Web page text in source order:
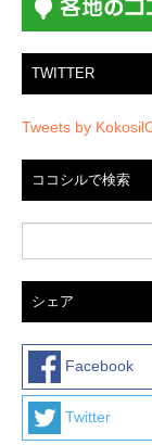
TWITTER
Tweets by
ココシルで検索
シェア
Facebook
Twitter